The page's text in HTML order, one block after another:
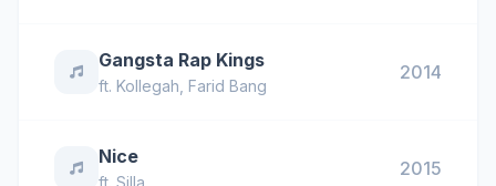
Gangsta Rap Kings
ft. Kollegah Farid Bang
2014
Nice
ft. Silla
2015